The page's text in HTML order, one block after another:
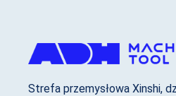
Strefa przemysłowa Xinshi,